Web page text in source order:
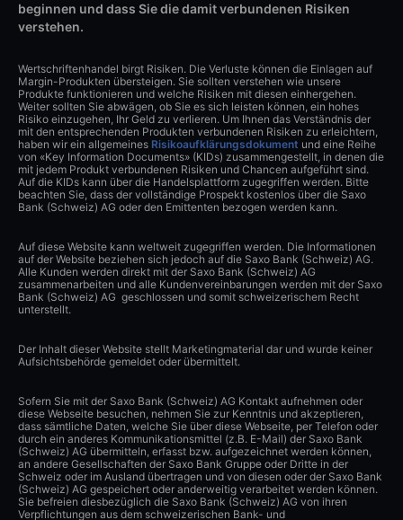
beginnen und dass Sie die damit verbundenen Risiken
verstehen.
Wertschriftenhandel birgt Risiken. Die Verluste können die Einlagen auf
Margin-Produkten übersteigen. Sie sollten verstehen wie unsere
Produkte funktionieren und welche Risiken mit diesen einhergehen.
Weiter sollten Sie abwägen, ob Sie es sich leisten können, ein hohes
Risiko einzugehen, Ihr Geld zu verlieren. Um Ihnen das Verständnis der
mit den entsprechenden Produkten verbundenen Risiken zu erleichtern,
haben wir ein allgemeines Risikoaufklärungsdokument und eine Reihe
von «Key Information Documents» (KIDs) zusammengestellt, in denen die
mit jedem Produkt verbundenen Risiken und Chancen aufgeführt sind.
Auf die KIDs kann über die Handelsplattform zugegriffen werden. Bitte
beachten Sie, dass der vollständige Prospekt kostenlos über die Saxo
Bank (Schweiz) AG oder den Emittenten bezogen werden kann.
Auf diese Website kann weltweit zugegriffen werden. Die Informationen
auf der Website beziehen sich jedoch auf die Saxo Bank (Schweiz) AG.
Alle Kunden werden direkt mit der Saxo Bank (Schweiz) AG
zusammenarbeiten und alle Kundenvereinbarungen werden mit der Saxo
Bank (Schweiz) AG geschlossen und somit schweizerischem Recht
unterstellt.
Der Inhalt dieser Website stellt Marketingmaterial dar und wurde keiner
Aufsichtsbehörde gemeldet oder übermittelt.
Sofern Sie mit der Saxo Bank (Schweiz) AG Kontakt aufnehmen oder
diese Webseite besuchen, nehmen Sie zur Kenntnis und akzeptieren,
dass sämtliche Daten, welche Sie über diese Webseite, per Telefon oder
durch ein anderes Kommunikationsmittel (z.B. E-Mail) der Saxo Bank
(Schweiz) AG übermitteln, erfasst bzw. aufgezeichnet werden können,
an andere Gesellschaften der Saxo Bank Gruppe oder Dritte in der
Schweiz oder im Ausland übertragen und von diesen oder der Saxo Bank
(Schweiz) AG gespeichert oder anderweitig verarbeitet werden können.
Sie befreien diesbezüglich die Saxo Bank (Schweiz) AG von ihren
Verpflichtungen aus dem schweizerischen Bank- und